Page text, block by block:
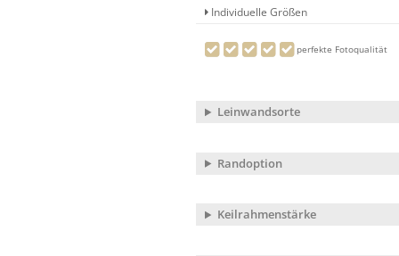
Individuelle Größen
perfekte Fotoqualität
Leinwandsorte
Randoption
Keilrahmenstärke